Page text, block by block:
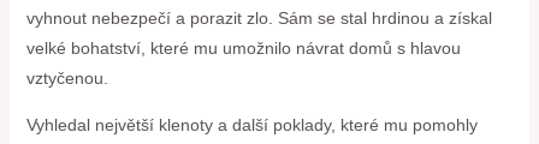
vyhnout nebezpečí a porazit zlo. Sám se stal hrdinou a získal
velké bohatství, které mu umožnilo návrat domů s hlavou
vztyčenou.
Vyhledal největší klenoty a další poklady, které mu pomohly